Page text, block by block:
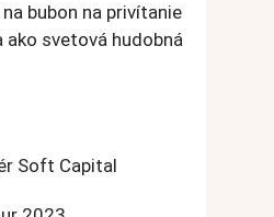
bubon na privítanie
ako svetová hudobná
Soft Capital